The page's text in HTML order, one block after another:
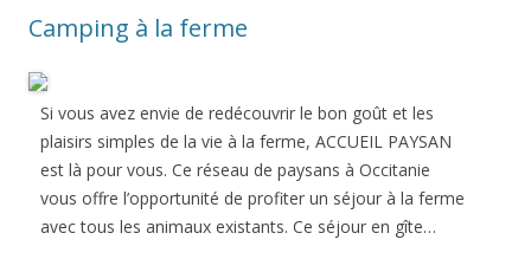
Camping à la ferme
Si vous avez envie de redécouvrir le bon goût et les
plaisirs simples de la vie à la ferme, ACCUEIL PAYSAN
est là pour vous. Ce réseau de paysans à Occitanie
vous offre l’opportunité de profiter un séjour à la ferme
avec tous les animaux existants. Ce séjour en gîte…